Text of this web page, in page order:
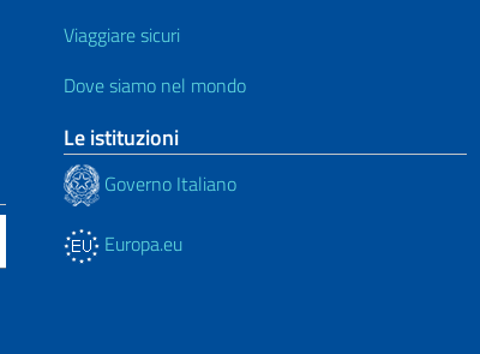
Viaggiare sicuri
Dove siamo nel mondo
Le istituzioni
Governo Italiano
Europa.eu